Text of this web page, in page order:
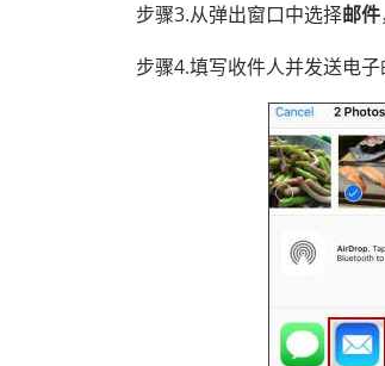
步骤3.从弹出窗口中选择邮件
步骤4.填写收件人并发送电子